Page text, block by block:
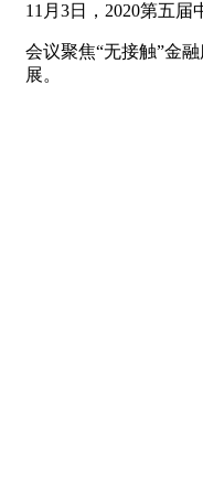
11月3日，2020第五届
会议聚焦“无接触”金
展。